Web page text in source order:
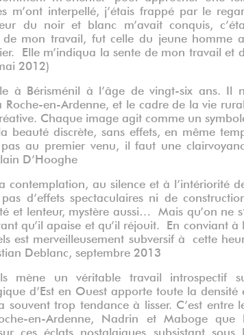
m’ont interpellé, j’étais frappé par le
du noir et blanc m’avait conquis,
de mon travail, fut celle du jeune homme
Elle m’indiqua la sente de mon travail et
2012)
à Bérisménil à l’âge de vingt-six ans. Il
en-Ardenne, et le cadre de la vie
Chaque image agit comme un
beauté discrète, sans effets, en même
au premier venu, il faut une
D’Hooghe
contemplation, au silence et à l’intériorité
d’effets spectaculaires ni de
et lenteur, mystère aussi… Mais qu’on ne
qu’il apaise et qu’il réjouit. En conviant à
est merveilleusement subversif à cette
Deblanc, septembre 2013
mène un véritable travail introspectif
d’Est en Ouest apporte toute la densité
trop tendance à lisser. C’est entre
en-Ardenne, Nadrin et Maboge que
ces éclats nostalgiques subsistant sous